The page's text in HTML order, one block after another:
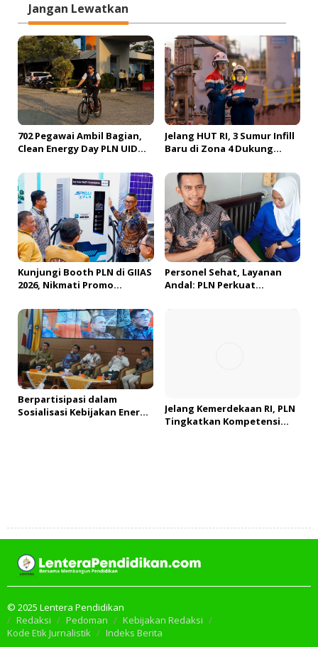
a
s
i
p
o
s
Jangan Lewatkan
702 Pegawai Ambil Bagian,
Clean Energy Day PLN UID
hingga 15 Ton
Jelang HUT RI, 3 Sumur Infill
Baru di Zona 4 Dukung
Kunjungi Booth PLN di GIIAS
2026, Nikmati Promo
Personel Sehat, Layanan
Andal: PLN Perkuat
Produktif di Bengkulu
Berpartisipasi dalam
Sosialisasi Kebijakan Energi
Jelang Kemerdekaan RI, PLN
Tingkatkan Kompetensi
© 2025 Lentera Pendidikan
Redaksi
Pedoman
Kebijakan Redaksi
Kode Etik Jurnalistik
Indeks Berita